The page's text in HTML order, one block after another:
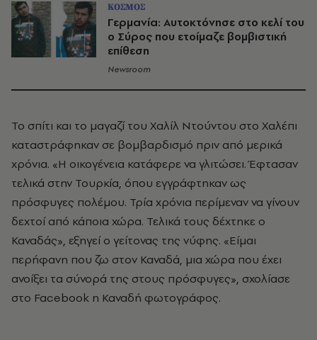
ΚΟΣΜΟΣ
Γερμανία: Αυτοκτόνησε στο κελί του
ο Σύρος που ετοίμαζε βομβιστική
επίθεση
Newsroom
Το σπίτι και το μαγαζί του Χαλίλ Ντούντου στο Χαλέπι
καταστράφηκαν σε βομβαρδισμό πριν από μερικά
χρόνια. «Η οικογένεια κατάφερε να γλιτώσει. Έφτασαν
τελικά στην Τουρκία, όπου εγγράφτηκαν ως
πρόσφυγες πολέμου. Τρία χρόνια περίμεναν να γίνουν
δεχτοί από κάποια χώρα. Τελικά τους δέχτηκε ο
Καναδάς», εξηγεί ο γείτονας της νύφης. «Είμαι
περήφανη που ζω στον Καναδά, μια χώρα που έχει
ανοίξει τα σύνορά της στους πρόσφυγες», σχολίασε
στο Facebook η Καναδή φωτογράφος.